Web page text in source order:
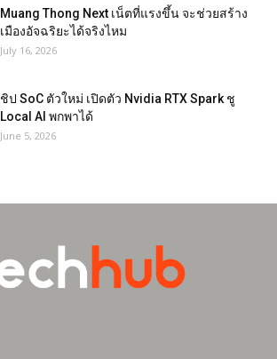
Muang Thong Next เน็ตที่แรงขึ้น จะช่วยสร้าง
เมืองอัจฉริยะได้จริงไหม
July 16, 2026
ชิป SoC ตัวใหม่ เปิดตัว Nvidia RTX Spark ชู
Local AI พกพาได้
June 5, 2026